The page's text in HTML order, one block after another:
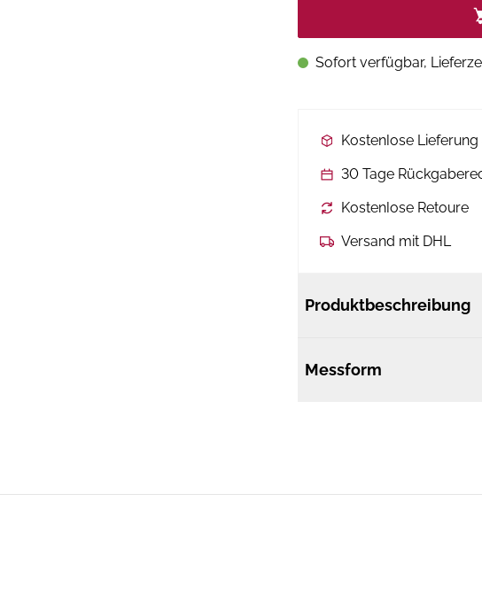
Sofort verfügbar,
Kostenlose
30 Tage
Kostenlose Retoure
Versand mit DHL
Produktbeschreibung
Messform